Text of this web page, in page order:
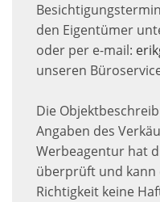
den Eigentümer
oder per e-mail:
unseren
Die
Angaben des
Werbeagentur hat
überprüft und kann
Richtigkeit keine